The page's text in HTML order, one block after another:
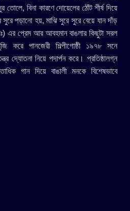
তোলে, বিনা কারণে দোয়েলের ঠোঁট শীর্ষ দিয়ে
পড়ানো হয়, মাঝি সুরে সুরে বেয়ে যান দাঁড়
এর প্রেম আর আবহমান বাঙলার কিছুটা সরল
করে পানজেরী শিল্পীগোষ্ঠী ১৯৭৮ সনে
দ্যোতনা নিয়ে পদার্পন করে। প্রতিষ্ঠালগ্ন
গান দিয়ে বাঙালী মনকে বিশেষভাবে